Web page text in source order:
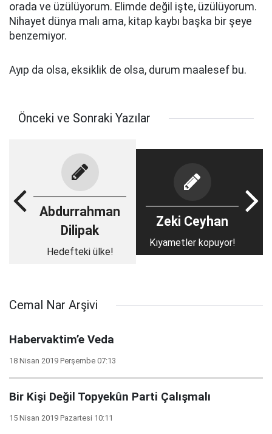
orada ve üzülüyorum. Elimde değil işte, üzülüyorum.
Nihayet dünya malı ama, kitap kaybı başka bir şeye
benzemiyor.
Ayıp da olsa, eksiklik de olsa, durum maalesef bu.
Önceki ve Sonraki Yazılar
Abdurrahman
Dilipak
Hedefteki ülke!
Zeki Ceyhan
Kıyametler kopuyor!
Cemal Nar Arşivi
Habervaktim’e Veda
18 Nisan 2019 Perşembe 07:13
Bir Kişi Değil Topyekûn Parti Çalışmalı
15 Nisan 2019 Pazartesi 10:11